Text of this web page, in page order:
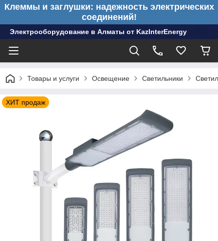
Клеммы и заглушки: надежность электрических
соединений!
Электрооборудование в Алматы от KazInterEnergy
Товары и услуги Освещение Светильники
ХИТ продаж